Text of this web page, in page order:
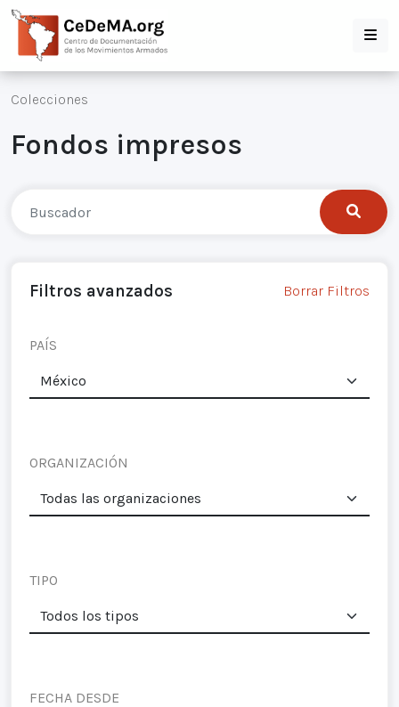
Colecciones
Fondos impresos
Filtros avanzados Borrar Filtros
PAÍS
ORGANIZACIÓN
TIPO
FECHA DESDE